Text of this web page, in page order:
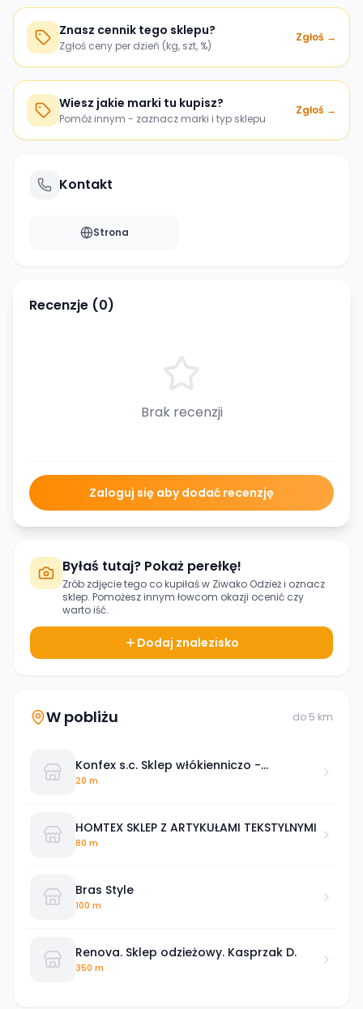
Znasz cennik tego sklepu?
Zgłoś ceny per dzień (kg, szt, %)
Zgłoś →
Wiesz jakie marki tu kupisz?
Pomóż innym - zaznacz marki i typ sklepu
Zgłoś →
Kontakt
Strona
Recenzje (0)
Brak recenzji
Zaloguj się aby dodać recenzję
Byłaś tutaj? Pokaż perełkę!
Zrób zdjęcie tego co kupiłaś w Ziwako Odzieżi oznacz
sklep. Pomożesz innym łowcom okazji ocenić czy
warto iść.
Dodaj znalezisko
W pobliżu do 5 km
Konfex s.c. Sklep włókienniczo -
odzieżowy
20 m
HOMTEX SKLEP Z ARTYKUŁAMI TEKSTYLNYMI
80 m
Bras Style
100 m
Renova. Sklep odzieżowy. Kasprzak D.
350 m